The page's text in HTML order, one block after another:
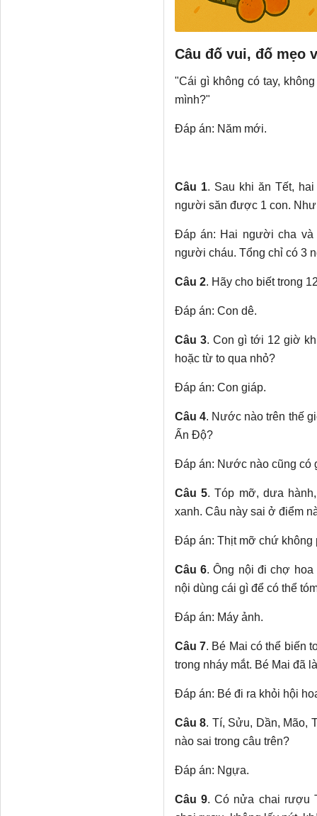
Câu đố vui, đố mẹo
"Cái gì không có tay,
mình?"
Đáp án: Năm mới.
Câu 1. Sau khi ăn Tết,
người săn được 1 con.
Đáp án: Hai người cha
người cháu. Tổng chỉ có 3
Câu 2. Hãy cho biết trong
Đáp án: Con dê.
Câu 3. Con gì tới 12 giờ
hoặc từ to qua nhỏ?
Đáp án: Con giáp.
Câu 4. Nước nào trên thế
Ấn Độ?
Đáp án: Nước nào cũng có
Câu 5. Tóp mỡ, dưa
xanh. Câu này sai ở điểm
Đáp án: Thịt mỡ chứ không
Câu 6. Ông nội đi chợ hoa
nội dùng cái gì để có thể
Đáp án: Máy ảnh.
Câu 7. Bé Mai có thể biến
trong nháy mắt. Bé Mai đã
Đáp án: Bé đi ra khỏi hội
Câu 8. Tí, Sửu, Dần, Mão,
nào sai trong câu trên?
Đáp án: Ngựa.
Câu 9. Có nửa chai rượu